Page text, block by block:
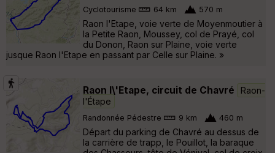
Cyclotourisme 64 km 570 m
Raon l'Etape, voie verte de Moyenmoutier à
la Petite Raon, Moussey, col de Prayé, col
du Donon, Raon sur Plaine, voie verte
jusque Raon l'Etape en passant par Celle sur Plaine. »
Raon l\'Etape, circuit de Chavré
Raon-
l'Étape
Randonnée Pédestre 9 km 460 m
Départ du parking de Chavré au dessus de
la carrière de trapp, le Pouillot, la baraque